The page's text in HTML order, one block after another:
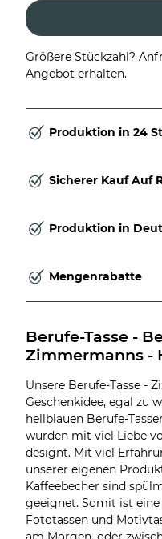
Größere Stückzahl?
Angebot erhalten.
Produktion in 24
Sicherer Kauf Auf
Produktion in
Mengenrabatte
Berufe-Tasse -
Zimmermanns -
Unsere Berufe-Tasse -
Geschenkidee, egal zu
hellblauen Berufe-
wurden mit viel Liebe
designt. Mit viel
unserer eigenen
Kaffeebecher sind
geeignet. Somit ist
Fototassen und